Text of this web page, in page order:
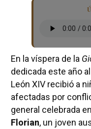
En la víspera de la
dedicada este año
León XIV recibió a
afectadas por
general celebrada
Florian, un joven